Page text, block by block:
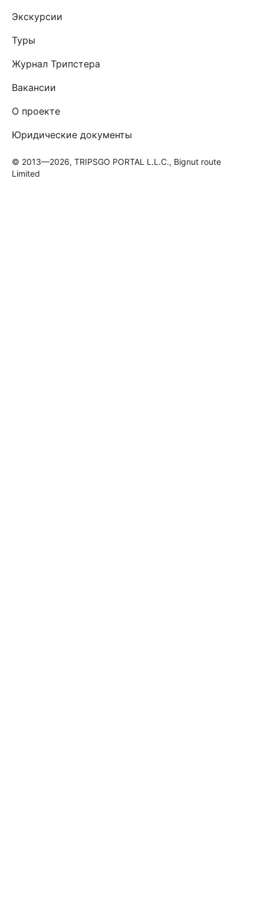
Экскурсии
Туры
Журнал Трипстера
Вакансии
О проекте
Юридические документы
© 2013—2026, TRIPSGO PORTAL L.L.C., Bignut route
Limited